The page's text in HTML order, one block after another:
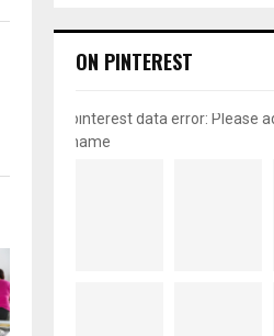
ON PINTEREST
pinterest data error: Please
name